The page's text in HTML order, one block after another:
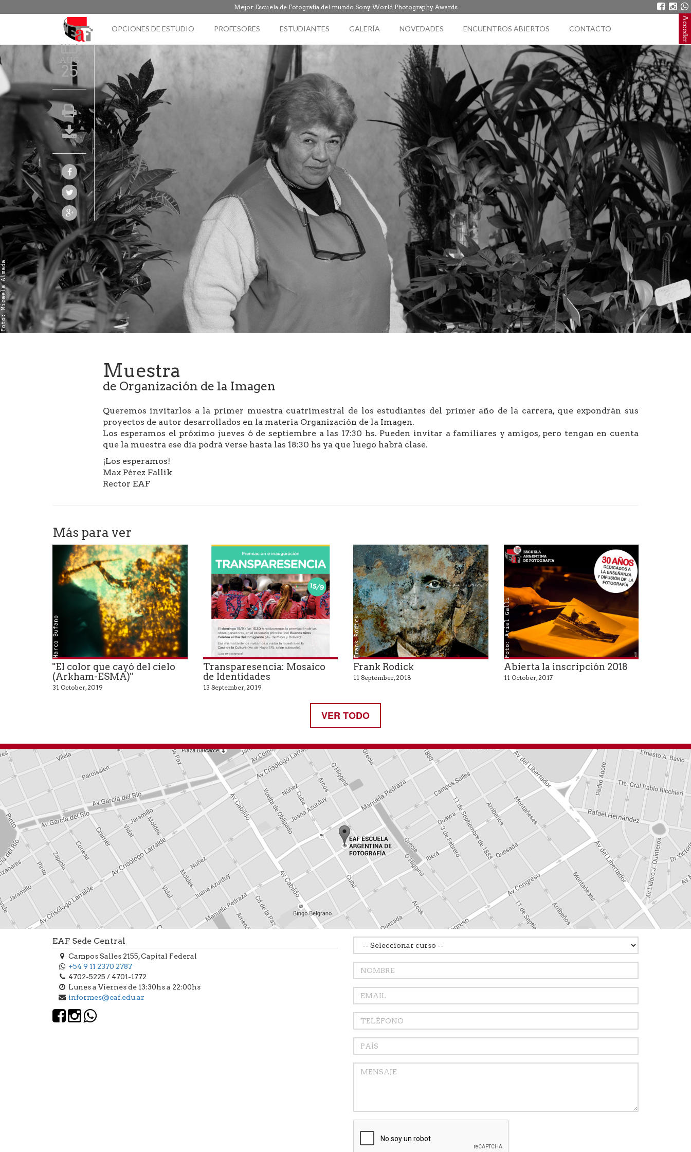
Mejor Escuela de Fotografía del mundo Sony World Photography Awards
OPCIONES DE ESTUDIO PROFESORES ESTUDIANTES GALERÍA NOVEDADES ENCUENTROS ABIERTOS CONTACTO Acceder
Foto: Micaela Almada
AUG
25
Muestra
de Organización de la Imagen
Queremos invitarlos a la primer muestra cuatrimestral de los estudiantes del primer año de la carrera, que expondrán sus
proyectos de autor desarrollados en la materia Organización de la Imagen.
Los esperamos el próximo jueves 6 de septiembre a las 17:30 hs. Pueden invitar a familiares y amigos, pero tengan en cuenta
que la muestra ese día podrá verse hasta las 18:30 hs ya que luego habrá clase.
¡Los esperamos!
Max Pérez Fallik
Rector EAF
Más para ver
Marco Bufano
"El color que cayó del cielo
(Arkham-ESMA)"
31 October, 2019
Transparesencia: Mosaico
de Identidades
13 September, 2019
Frank Rodick
Frank Rodick
11 September, 2018
Foto: Ariel Galli
Abierta la inscripción 2018
11 October, 2017
VER TODO
EAF Sede Central
Campos Salles 2155, Capital Federal
+54 9 11 2370 2787
4702-5225 / 4701-1772
Lunes a Viernes de 13:30hs a 22:00hs
informes@eaf.edu.ar